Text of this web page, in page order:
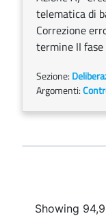
telematica di
Correzione
termine II
Sezione:
Argomenti:
Showing